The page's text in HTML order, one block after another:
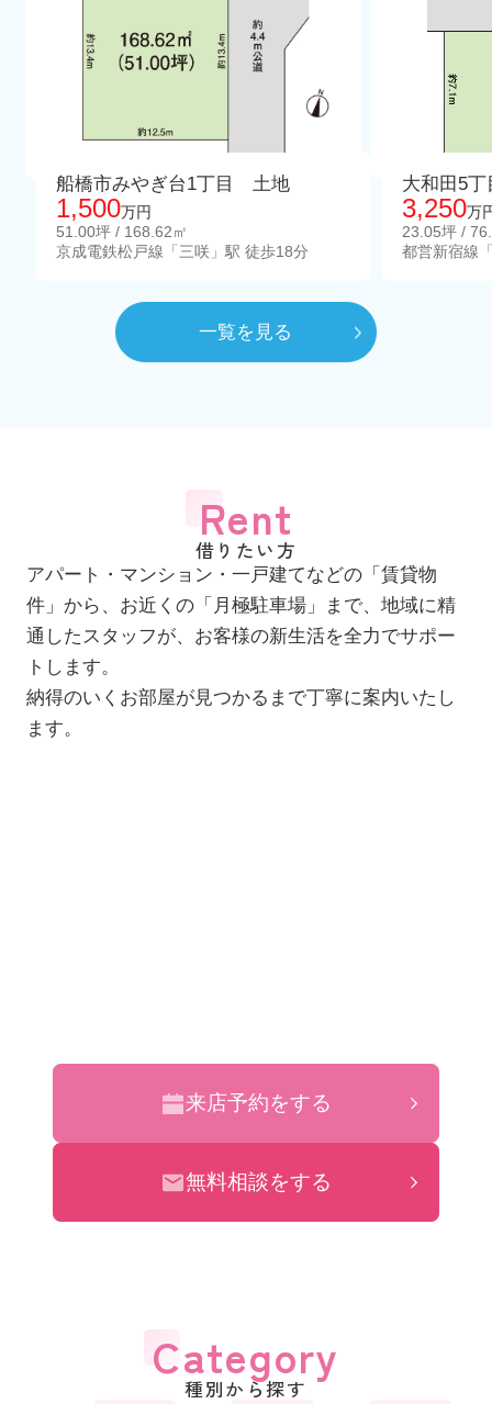
船橋市みやぎ台1丁目 土地
1,500万円
51.00坪 / 168.62㎡
京成電鉄松戸線「三咲」駅 徒歩18分
大和田5
3,250万
23.05坪 /
都営新宿線
一覧を見る
Rent
借りたい方
アパート・マンション・一戸建てなどの「賃貸物
件」から、お近くの「月極駐車場」まで、地域に精
通したスタッフが、お客様の新生活を全力でサポー
トします。
納得のいくお部屋が見つかるまで丁寧に案内いたし
ます。
来店予約をする
無料相談をする
Category
種別から探す